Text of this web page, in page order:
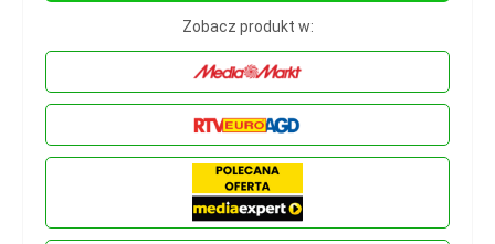
Zobacz produkt w: